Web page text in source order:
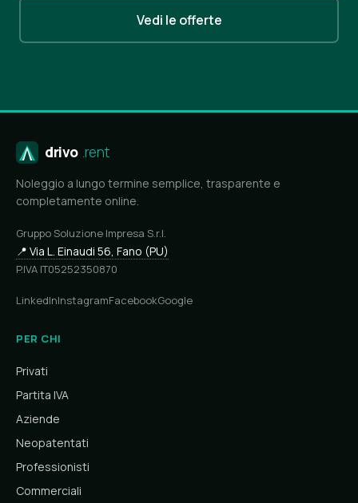
Vedi le offerte
drivo .rent
Noleggio a lungo termine semplice, trasparente e
completamente online.
Gruppo Soluzione Impresa S.r.l.
📍 Via L. Einaudi 56, Fano (PU)
P.IVA IT05252350870
LinkedInInstagramFacebookGoogle
PER CHI
Privati
Partita IVA
Aziende
Neopatentati
Professionisti
Commerciali